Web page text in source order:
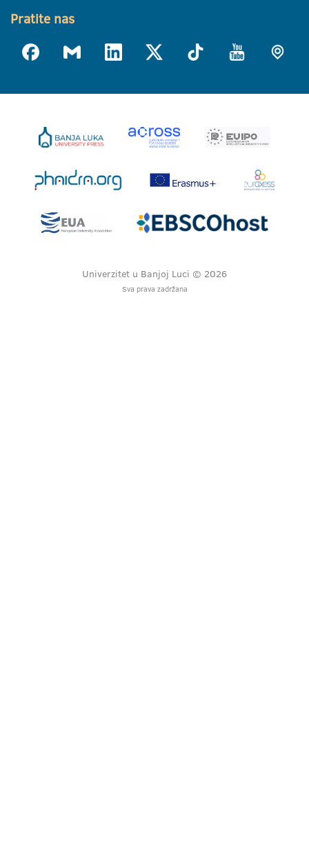
Pratite nas
Univerzitet u Banjoj Luci © 2026
Sva prava zadržana